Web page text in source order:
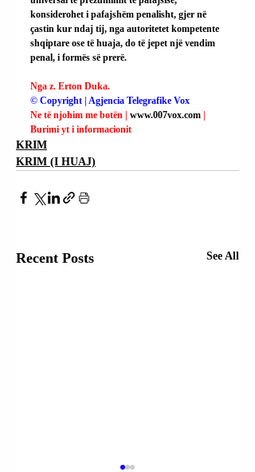
konsiderohet i pafajshëm penalisht, gjer në
çastin kur ndaj tij, nga autoritetet kompetente
shqiptare ose të huaja, do të jepet një vendim
penal, i formës së prerë.
Nga z. Erton Duka.
© Copyright | Agjencia Telegrafike Vox
Ne të njohim me botën | www.007vox.com
Burimi yt i informacionit
KRIM
KRIM (I HUAJ)
Recent Posts See All